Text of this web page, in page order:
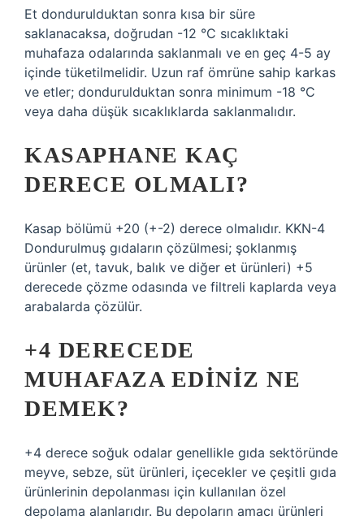
Et dondurulduktan sonra kısa bir süre
saklanacaksa, doğrudan -12 °C sıcaklıktaki
muhafaza odalarında saklanmalı ve en geç 4-5 ay
içinde tüketilmelidir. Uzun raf ömrüne sahip karkas
ve etler; dondurulduktan sonra minimum -18 °C
veya daha düşük sıcaklıklarda saklanmalıdır.
KASAPHANE KAÇ
DERECE OLMALI?
Kasap bölümü +20 (+-2) derece olmalıdır. KKN-4
Dondurulmuş gıdaların çözülmesi; şoklanmış
ürünler (et, tavuk, balık ve diğer et ürünleri) +5
derecede çözme odasında ve filtreli kaplarda veya
arabalarda çözülür.
+4 DERECEDE
MUHAFAZA EDINIZ NE
DEMEK?
+4 derece soğuk odalar genellikle gıda sektöründe
meyve, sebze, süt ürünleri, içecekler ve çeşitli gıda
ürünlerinin depolanması için kullanılan özel
depolama alanlarıdır. Bu depoların amacı ürünleri